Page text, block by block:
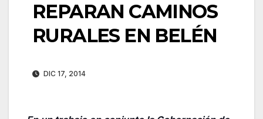
REPARAN CAMINOS
RURALES EN BELÉN
DIC 17, 2014